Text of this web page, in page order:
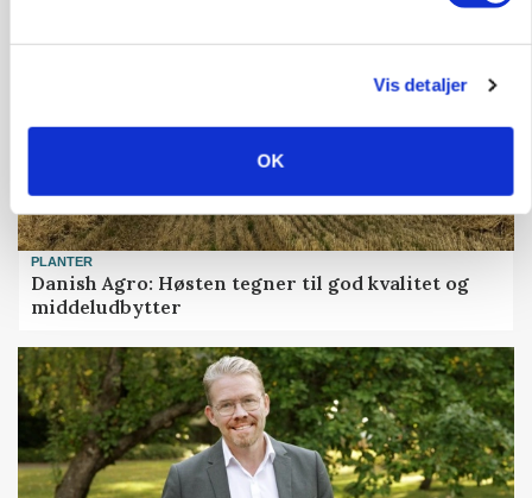
Vis detaljer
OK
PLANTER
Danish Agro: Høsten tegner til god kvalitet og
middeludbytter